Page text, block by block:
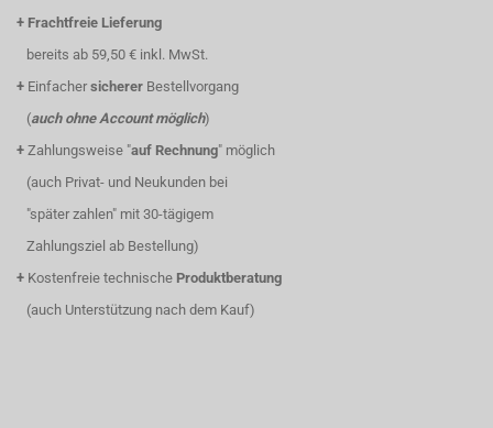
+ Frachtfreie Lieferung
bereits ab 59,50 € inkl. MwSt.
+ Einfacher sicherer Bestellvorgang
(auch ohne Account möglich)
+ Zahlungsweise "auf Rechnung" möglich
(auch Privat- und Neukunden bei
"später zahlen" mit 30-tägigem
Zahlungsziel ab Bestellung)
+ Kostenfreie technische Produktberatung
(auch Unterstützung nach dem Kauf)